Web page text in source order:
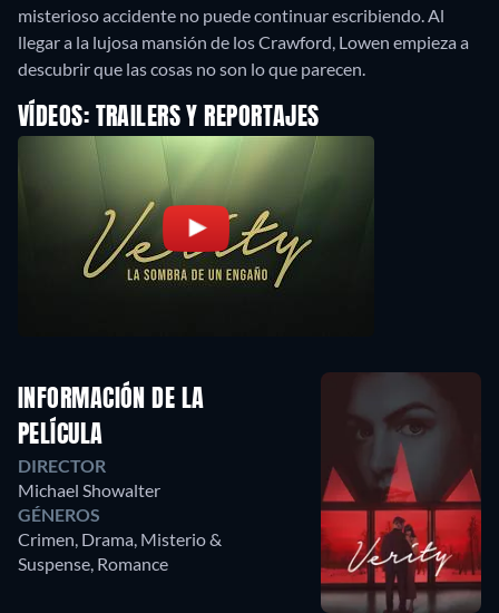
misterioso accidente no puede continuar escribiendo. Al
llegar a la lujosa mansión de los Crawford, Lowen empieza a
VÍDEOS: TRAILERS Y REPORTAJES
INFORMACIÓN DE LA
PELÍCULA
DIRECTOR
Michael Showalter
GÉNEROS
Crimen, Drama, Misterio &
Suspense, Romance